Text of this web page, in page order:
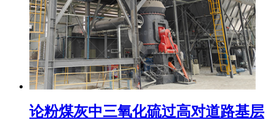
论粉煤灰中三氧化硫过高对道路基层